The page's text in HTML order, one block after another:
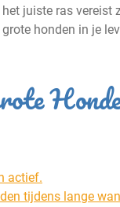
juiste ras
honden in je
actief.
tijdens lange